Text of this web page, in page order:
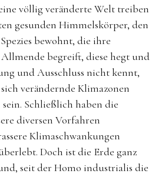
völlig veränderte Welt treiben
gesunden Himmelskörper, den
bewohnt, die ihre
begreift, diese hegt und
und Ausschluss nicht kennt,
verändernde Klimazonen
Schließlich haben die
diversen Vorfahren
Klimaschwankungen
Doch ist die Erde ganz
seit der Homo industrialis die